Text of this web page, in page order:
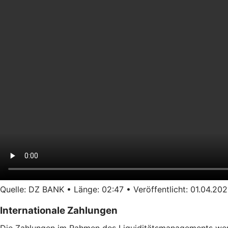
Quelle: DZ BANK • Länge: 02:47 • Veröffentlicht:
Internationale Zahlungen